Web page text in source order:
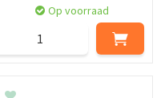
Op voorraad